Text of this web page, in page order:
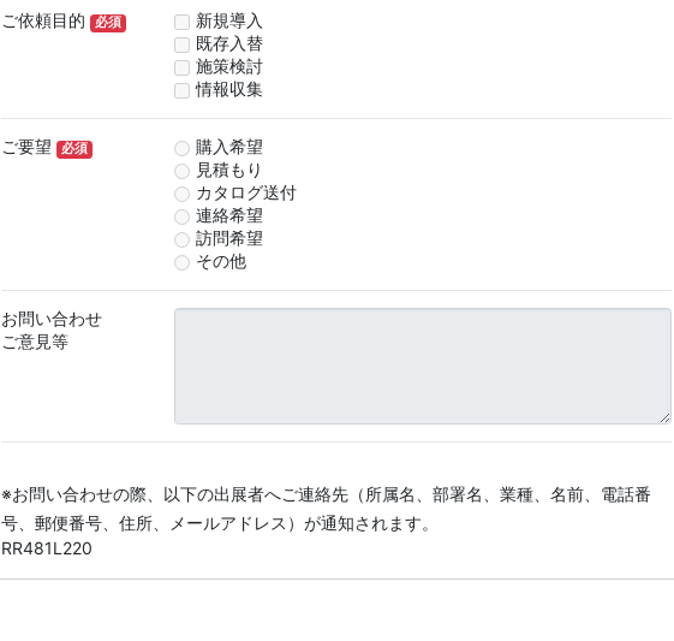
ご依頼目的 必須
新規導入
既存入替
施策検討
情報収集
ご要望 必須
購入希望
見積もり
カタログ送付
連絡希望
訪問希望
その他
お問い合わせ
ご意見等
※お問い合わせの際、以下の出展者へご連絡先（所属名、部署名、業種、名前、電話番
号、郵便番号、住所、メールアドレス）が通知されます。
RR481L220